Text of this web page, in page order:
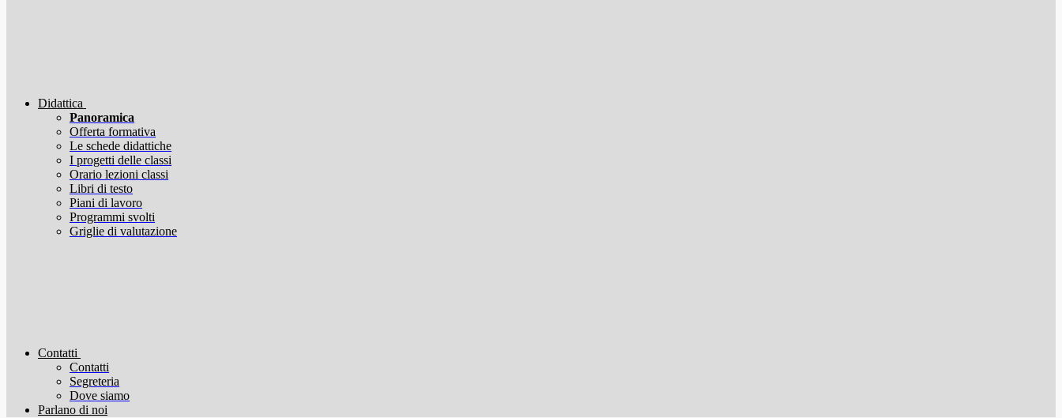
Didattica
Panoramica
Offerta formativa
Le schede didattiche
I progetti delle classi
Orario lezioni classi
Libri di testo
Piani di lavoro
Programmi svolti
Griglie di valutazione
Contatti
Contatti
Segreteria
Dove siamo
Parlano di noi